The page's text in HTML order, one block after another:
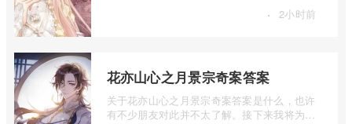
· 2小时前
花亦山心之月景宗奇案答案
关于花亦山心之月景宗奇案答案是什么，也许
有不少朋友对此并不太了解。接下来我将为大